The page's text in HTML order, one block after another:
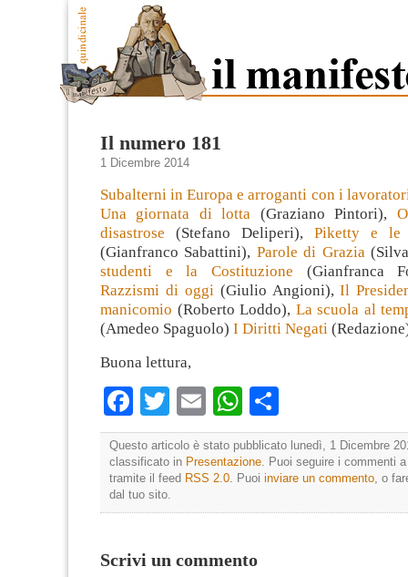
Il numero 181
1 Dicembre 2014
Subalterni in Europa e arroganti con i
Una giornata di lotta (Graziano Pintori),
disastrose (Stefano Deliperi), Piketty e le
(Gianfranco Sabattini), Parole di Grazia
studenti e la Costituzione (Gianfranca
Razzismi di oggi(Giulio Angioni),Il
manicomio (Roberto Loddo), La scuola al
(Amedeo Spaguolo) I Diritti Negati
Buona lettura,
Facebook
TwitterEmailWhatsApp
Questo articolo è stato pubblicato lunedì, 1 Dicembre
classificato in Presentazione . Puoi seguire i commenti
tramite il feed RSS 2.0 . Puoi inviare un commento , o
dal tuo sito.
Scrivi un commento